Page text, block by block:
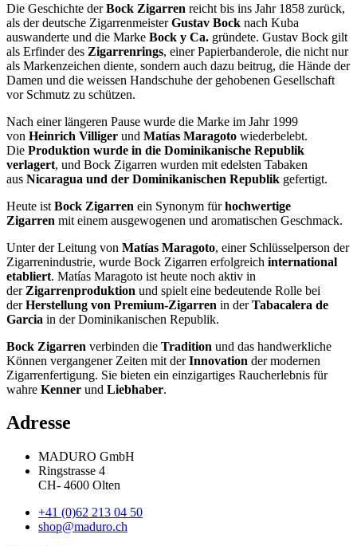
Die Geschichte derBock Zigarren reicht bis ins Jahr 1858 zurück,
als der deutsche ZigarrenmeisterGustav Bock nach Kuba
auswanderte und die Marke Bock y Ca. gründete. Gustav Bock gilt
als Erfinder des Zigarrenrings, einer Papierbanderole, die nicht nur
als Markenzeichen diente, sondern auch dazu beitrug, die Hände der
Damen und die weissen Handschuhe der gehobenen Gesellschaft
vor Schmutz zu schützen.
Nach einer längeren Pause wurde die Marke im Jahr 1999
von Heinrich Villiger und Matías Maragoto wiederbelebt.
Die Produktion wurde in die Dominikanische Republik
verlagert, und Bock Zigarren wurden mit edelsten Tabaken
aus Nicaragua und der Dominikanischen Republik gefertigt.
Heute ist Bock Zigarren ein Synonym fürhochwertige
Zigarren mit einem ausgewogenen und aromatischen Geschmack.
Unter der Leitung von Matías Maragoto, einer Schlüsselperson der
Zigarrenindustrie, wurde Bock Zigarren erfolgreich international
etabliert. Matías Maragoto ist heute noch aktiv in
der Zigarrenproduktion und spielt eine bedeutende Rolle bei
derHerstellung von Premium-Zigarren in derTabacalera de
Garcia in der Dominikanischen Republik.
Bock Zigarren verbinden die Tradition und das handwerkliche
Können vergangener Zeiten mit derInnovation der modernen
Zigarrenfertigung. Sie bieten ein einzigartiges Raucherlebnis für
wahre Kenner und Liebhaber.
Adresse
MADURO GmbH
Ringstrasse 4
CH- 4600 Olten
+41 (0)62 213 04 50
shop@maduro.ch